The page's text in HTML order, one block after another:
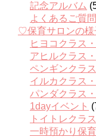
記念アルバム
よくあるご質問
♡保育サロンの様
ヒヨコクラス
アヒルクラス
ペンギンクラ
イルカクラス
パンダクラス
1dayイベント
トイトレクラ
一時預かり保育